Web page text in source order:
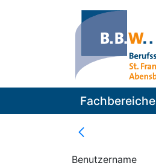
Fachbereiche
Benutzername